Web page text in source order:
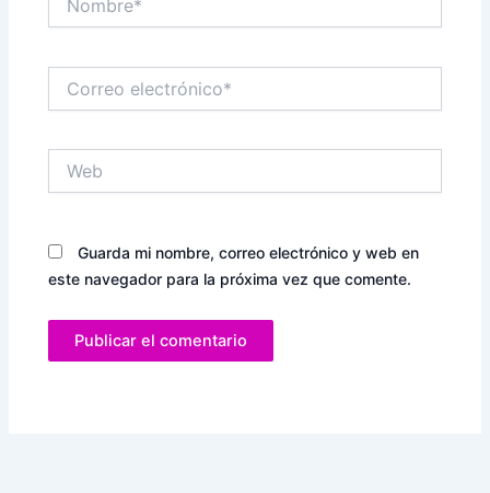
electrónico*
Guarda mi nombre, correo electrónico y web en
este navegador para la próxima vez que comente.